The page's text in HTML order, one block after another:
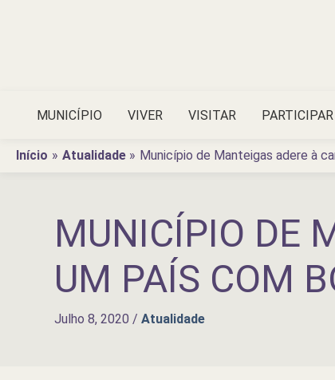
MUNICÍPIO VIVER VISITAR PARTICIPAR
Início Atualidade Município de Manteigas adere à
MUNICÍPIO DE
UM PAÍS COM
Julho 8, 2020 / Atualidade